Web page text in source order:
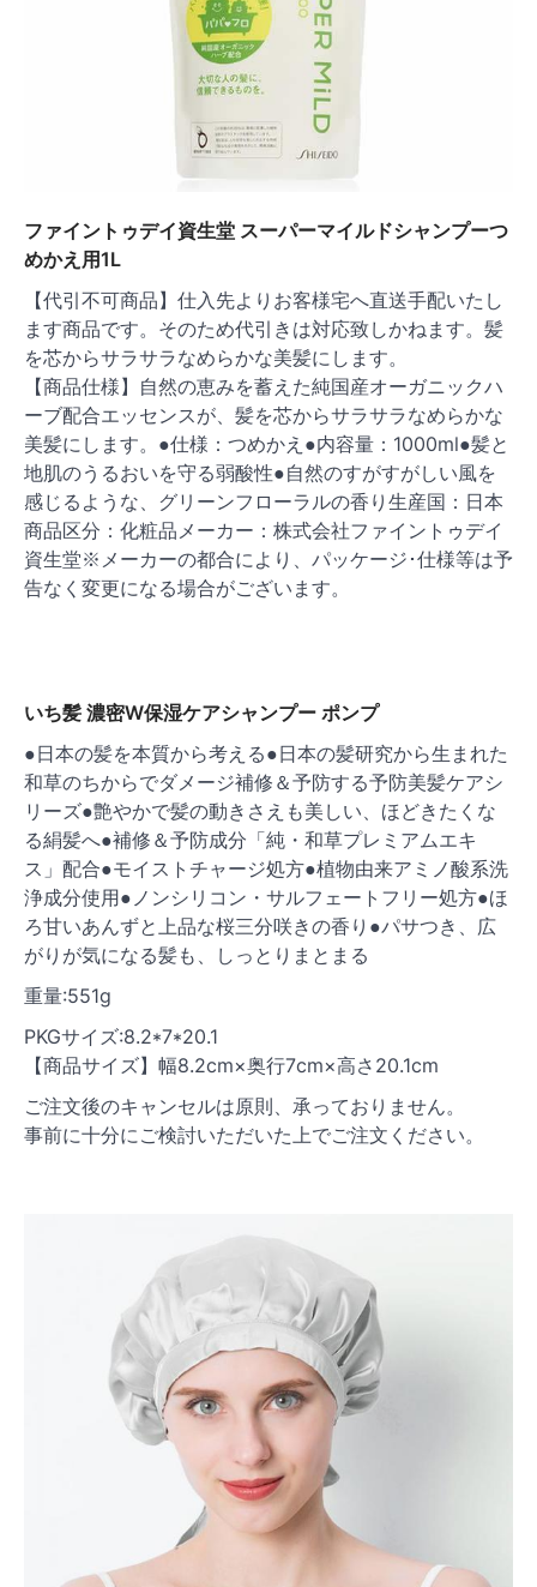
ファイントゥデイ資生堂 スーパーマイルドシャンプーつ
めかえ用1L
【代引不可商品】仕入先よりお客様宅へ直送手配いたし
ます商品です。そのため代引きは対応致しかねます。髪
を芯からサラサラなめらかな美髪にします。
【商品仕様】自然の恵みを蓄えた純国産オーガニックハ
ーブ配合エッセンスが、髪を芯からサラサラなめらかな
美髪にします。●仕様：つめかえ●内容量：1000ml●髪と
地肌のうるおいを守る弱酸性●自然のすがすがしい風を
感じるような、グリーンフローラルの香り生産国：日本
商品区分：化粧品メーカー：株式会社ファイントゥデイ
資生堂※メーカーの都合により、パッケージ･仕様等は予
告なく変更になる場合がございます。
いち髪 濃密W保湿ケアシャンプー ポンプ
●日本の髪を本質から考える●日本の髪研究から生まれた
和草のちからでダメージ補修＆予防する予防美髪ケアシ
リーズ●艶やかで髪の動きさえも美しい、ほどきたくな
る絹髪へ●補修＆予防成分「純・和草プレミアムエキ
ス」配合●モイストチャージ処方●植物由来アミノ酸系洗
浄成分使用●ノンシリコン・サルフェートフリー処方●ほ
ろ甘いあんずと上品な桜三分咲きの香り●パサつき、広
がりが気になる髪も、しっとりまとまる
重量:551g
PKGサイズ:8.2*7*20.1
【商品サイズ】幅8.2cm×奥行7cm×高さ20.1cm
ご注文後のキャンセルは原則、承っておりません。
事前に十分にご検討いただいた上でご注文ください。